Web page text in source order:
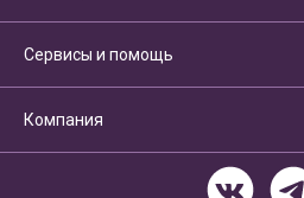
Сервисы и помощь
Компания